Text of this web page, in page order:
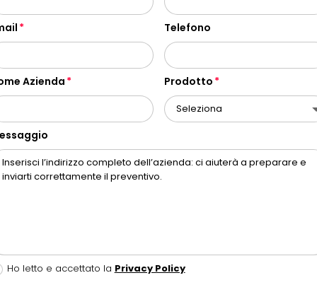
Telefono
Azienda Prodotto
Ho letto e accettato la Privacy Policy